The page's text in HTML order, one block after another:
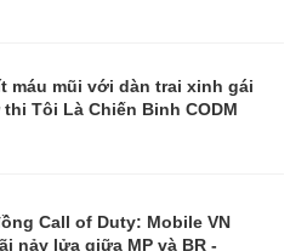
máu mũi với dàn trai xinh gái
Tôi Là Chiến Binh CODM
Call of Duty: Mobile VN
nảy lửa giữa MP và BR -